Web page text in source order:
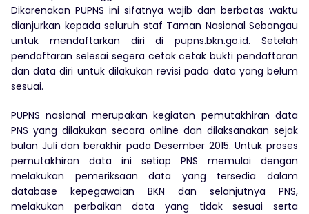
Dikarenakan PUPNS ini sifatnya wajib dan berbatas waktu
dianjurkan kepada seluruh staf Taman Nasional Sebangau
untuk mendaftarkan diri di pupns.bkn.go.id. Setelah
pendaftaran selesai segera cetak cetak bukti pendaftaran
dan data diri untuk dilakukan revisi pada data yang belum
sesuai.
PUPNS nasional merupakan kegiatan pemutakhiran data
PNS yang dilakukan secara online dan dilaksanakan sejak
bulan Juli dan berakhir pada Desember 2015. Untuk proses
pemutakhiran data ini setiap PNS memulai dengan
melakukan pemeriksaan data yang tersedia dalam
database kepegawaian BKN dan selanjutnya PNS,
melakukan perbaikan data yang tidak sesuai serta